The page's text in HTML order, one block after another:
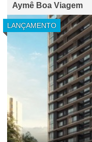
Aymê Boa Viagem
LANÇAMENTO